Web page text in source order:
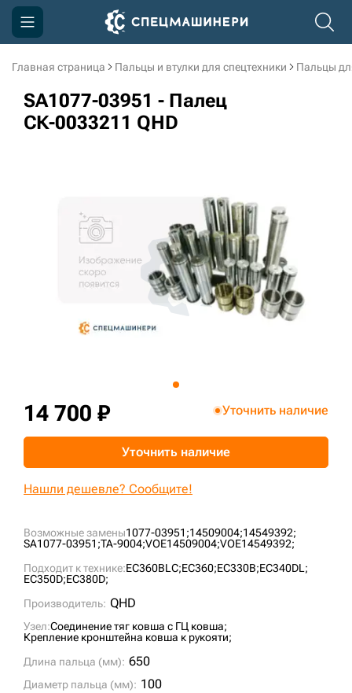
Главная страница Пальцы и втулки для спецтехники Пальцы
SA1077-03951 - Палец
СК-0033211 QHD
Возможные замены1077-03951;14509004;14549392;
SA1077-03951;TA-9004;VOE14509004;VOE14549392;
Подходит к технике:EC360BLC;EC360;EC330B;EC340DL;
EC350D;EC380D;
Производитель: QHD
Узел:Соединение тяг ковша с ГЦ ковша;
Крепление кронштейна ковша к рукояти;
Длина пальца (мм): 650
Диаметр пальца (мм): 100
14 700 ₽ Уточнить наличие
Уточнить наличие
Нашли дешевле? Сообщите!
Компания
Акции
3D тур по производству
3D тур по складам
sksale@skdst.ru